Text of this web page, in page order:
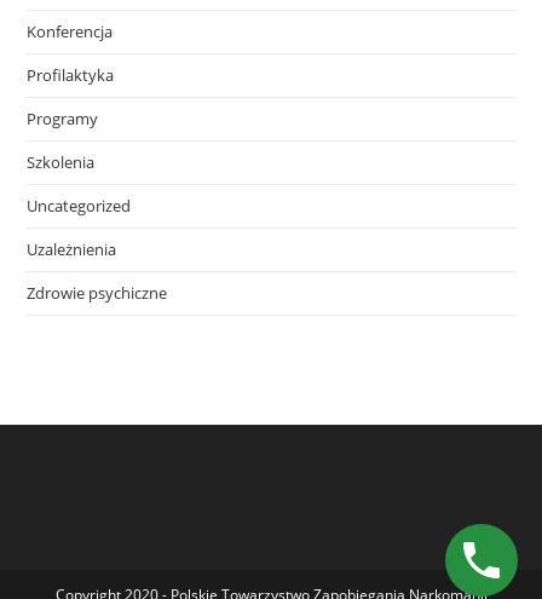
Konferencja
Profilaktyka
Programy
Szkolenia
Uncategorized
Uzależnienia
Zdrowie psychiczne
Copyright 2020 - Polskie Towarzystwo Zapobiegania Narkomanii